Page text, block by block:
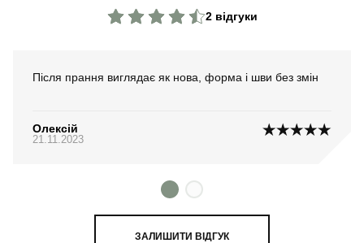
2 відгуки
Після прання виглядає як нова, форма і шви без змін
Олексій
21.11.2023
ЗАЛИШИТИ ВІДГУК